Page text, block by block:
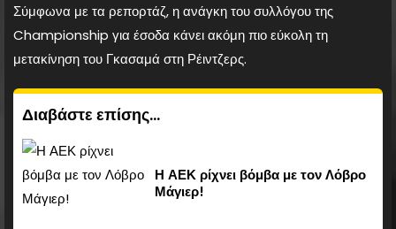
Σύμφωνα με τα ρεπορτάζ, η ανάγκη του συλλόγου της
Championship για έσοδα κάνει ακόμη πιο εύκολη τη
μετακίνηση του Γκασαμά στη Ρέιντζερς.
Διαβάστε επίσης...
Η ΑΕΚ ρίχνει βόμβα με τον Λόβρο
Μάγιερ!